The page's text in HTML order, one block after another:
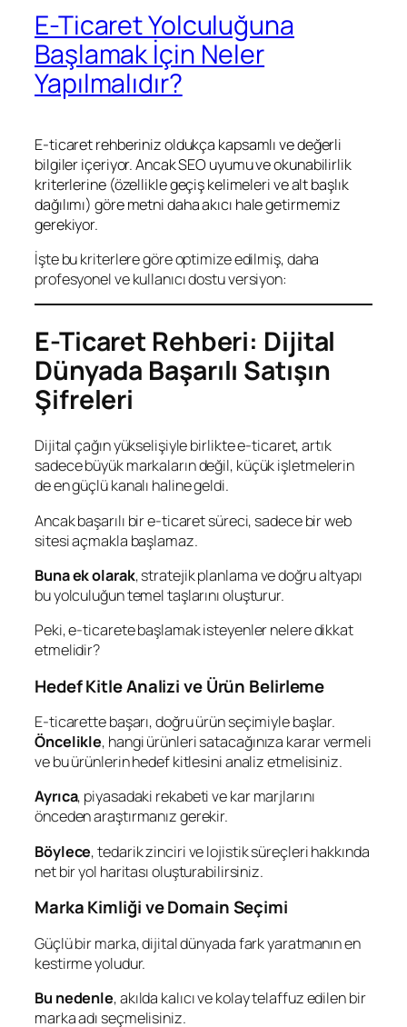
E-Ticaret Yolculuğuna
Başlamak İçin Neler
Yapılmalıdır?
E-ticaret rehberiniz oldukça kapsamlı ve değerli
bilgiler içeriyor. Ancak SEO uyumu ve okunabilirlik
kriterlerine (özellikle geçiş kelimeleri ve alt başlık
dağılımı) göre metni daha akıcı hale getirmemiz
gerekiyor.
İşte bu kriterlere göre optimize edilmiş, daha
profesyonel ve kullanıcı dostu versiyon:
E-Ticaret Rehberi: Dijital
Dünyada Başarılı Satışın
Şifreleri
Dijital çağın yükselişiyle birlikte e-ticaret, artık
sadece büyük markaların değil, küçük işletmelerin
de en güçlü kanalı haline geldi.
Ancak başarılı bir e-ticaret süreci, sadece bir web
sitesi açmakla başlamaz.
Buna ek olarak, stratejik planlama ve doğru altyapı
bu yolculuğun temel taşlarını oluşturur.
Peki, e-ticarete başlamak isteyenler nelere dikkat
etmelidir?
Hedef Kitle Analizi ve Ürün Belirleme
E-ticarette başarı, doğru ürün seçimiyle başlar.
Öncelikle, hangi ürünleri satacağınıza karar vermeli
ve bu ürünlerin hedef kitlesini analiz etmelisiniz.
Ayrıca, piyasadaki rekabeti ve kar marjlarını
önceden araştırmanız gerekir.
Böylece, tedarik zinciri ve lojistik süreçleri hakkında
net bir yol haritası oluşturabilirsiniz.
Marka Kimliği ve Domain Seçimi
Güçlü bir marka, dijital dünyada fark yaratmanın en
kestirme yoludur.
Bu nedenle, akılda kalıcı ve kolay telaffuz edilen bir
marka adı seçmelisiniz.